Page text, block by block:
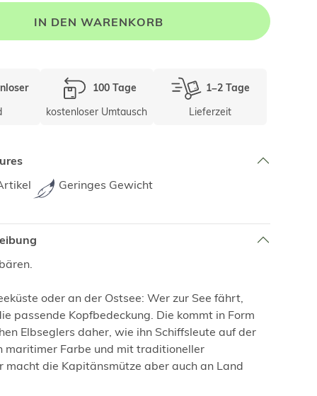
IN DEN WARENKORB
100 Tage
kostenloser Umtausch
1–2 Tage
Lieferzeit
Geringes Gewicht
oder an der Ostsee: Wer zur See fährt,
passende Kopfbedeckung. Die kommt in Form
Elbseglers daher, wie ihn Schiffsleute auf der
maritimer Farbe und mit traditioneller
macht die Kapitänsmütze aber auch an Land